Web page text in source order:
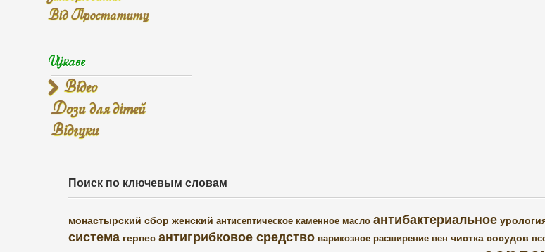
Від Простатиту
Цікаве
Відео
Дози для дітей
Відгуки
Поиск по ключевым словам
монастырский сбор женский антисептическое каменное масло антибактериальное
система герпес антигрибковое средство варикозное расширение вен чистка сосудов